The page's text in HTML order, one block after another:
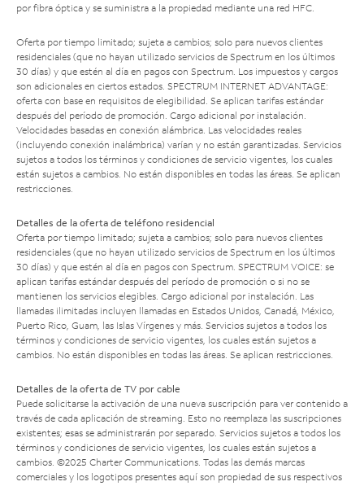
por fibra óptica y se suministra a la propiedad mediante una red HFC.
Oferta por tiempo limitado; sujeta a cambios; solo para nuevos clientes
residenciales (que no hayan utilizado servicios de Spectrum en los últimos
30 días) y que estén al día en pagos con Spectrum. Los impuestos y cargos
son adicionales en ciertos estados. SPECTRUM INTERNET ADVANTAGE:
oferta con base en requisitos de elegibilidad. Se aplican tarifas estándar
después del período de promoción. Cargo adicional por instalación.
Velocidades basadas en conexión alámbrica. Las velocidades reales
(incluyendo conexión inalámbrica) varían y no están garantizadas. Servicios
sujetos a todos los términos y condiciones de servicio vigentes, los cuales
están sujetos a cambios. No están disponibles en todas las áreas. Se aplican
restricciones.
Detalles de la oferta de teléfono residencial
Oferta por tiempo limitado; sujeta a cambios; solo para nuevos clientes
residenciales (que no hayan utilizado servicios de Spectrum en los últimos
30 días) y que estén al día en pagos con Spectrum. SPECTRUM VOICE: se
aplican tarifas estándar después del período de promoción o si no se
mantienen los servicios elegibles. Cargo adicional por instalación. Las
llamadas ilimitadas incluyen llamadas en Estados Unidos, Canadá, México,
Puerto Rico, Guam, las Islas Vírgenes y más. Servicios sujetos a todos los
términos y condiciones de servicio vigentes, los cuales están sujetos a
cambios. No están disponibles en todas las áreas. Se aplican restricciones.
Detalles de la oferta de TV por cable
Puede solicitarse la activación de una nueva suscripción para ver contenido a
través de cada aplicación de streaming. Esto no reemplaza las suscripciones
existentes; esas se administrarán por separado. Servicios sujetos a todos los
términos y condiciones de servicio vigentes, los cuales están sujetos a
cambios. ©2025 Charter Communications. Todas las demás marcas
comerciales y los logotipos presentes aquí son propiedad de sus respectivos